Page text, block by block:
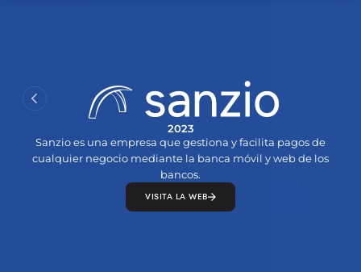
2023
Sanzio es una empresa que gestiona y facilita pagos de
cualquier negocio mediante la banca móvil y web de los
bancos.
VISITA LA WEB